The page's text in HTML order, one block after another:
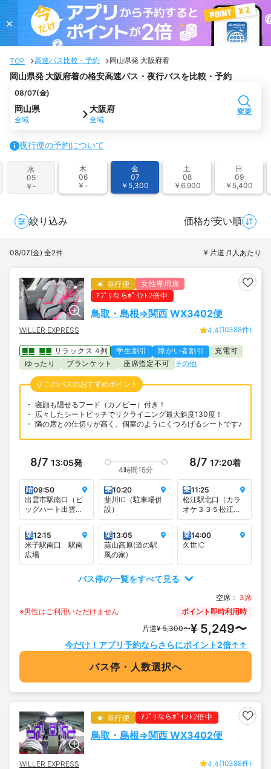
×
TOP 高速バス比較・予約 岡山県発 大阪府着
岡山県発 大阪府着の格安高速バス・夜行バスを比較・予約
08/07(金)
岡山県
全域
大阪府
全域
変更
夜行便の予約について
水
05
￥-
木
06
￥-
金
07
￥5,300
土
08
￥6,900
日
09
￥5,400
絞り込み 価格が安い順
08/07(金) 全2件 ¥ 片道 /1人あたり
昼行便
女性専用席
ｱﾌﾟﾘならﾎﾟｲﾝﾄ2倍中
鳥取・島根⇒関西 WX3402便
WILLER EXPRESS 4.4(10388件)
リラックス 4列 学生割引 障がい者割引
充電可
ゆったり
ブランケット 座席指定不可 その他
このバスのおすすめポイント
寝顔も隠せるフード（カノピー）付き！
広々したシートピッチでリクライニング最大斜度130度！
隣の席との仕切りが高く、個室のようにくつろげるシートです♪
8/7 13:05発
4時間15分
8/7 17:20着
始09:50
出雲市駅南口（ビ
ッグハート出雲
前）
乗10:20
斐川IC（駐車場併
設）
乗11:25
松江駅北口（カラ
オケ３３５松江駅
前店向かい）
乗12:15
米子駅南口 駅南
広場
乗13:05
蒜山高原(道の駅
風の家)
乗14:00
久世IC
バス停の一覧をすべて見る
空席： 3席
※男性はご利用いただけません
ポイント即時利用時
片道¥ 5,300〜¥ 5,249〜
今だけ！アプリ予約ならさらにポイント2倍↑↑
バス停・人数選択へ
昼行便 ｱﾌﾟﾘならﾎﾟｲﾝﾄ2倍中
鳥取・島根⇒関西 WX3402便
WILLER EXPRESS 4.4(10388件)